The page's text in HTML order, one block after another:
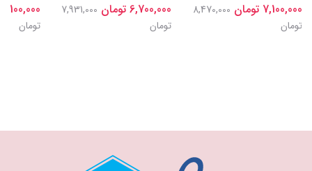
7,100,000 تومان
8,470,000
تومان
6,700,000 تومان
7,931,000
تومان
7,100,000 تومان
تومان